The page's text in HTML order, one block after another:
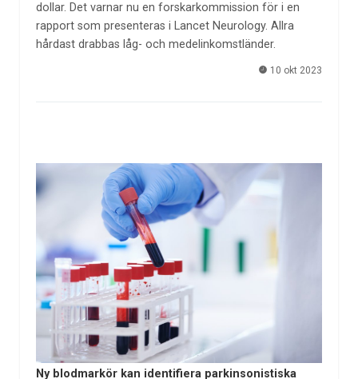
dollar. Det varnar nu en forskarkommission för i en
rapport som presenteras i Lancet Neurology. Allra
hårdast drabbas låg- och medelinkomstländer.
10 okt 2023
Ny blodmarkör kan identifiera parkinsonistiska